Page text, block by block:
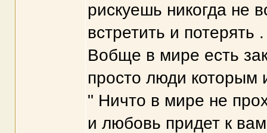
рискуешь никогда не
встретить и потерять .
Вобще в мире есть
просто люди которым
" Ничто в мире не
и любовь придет к